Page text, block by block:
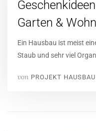
Garten &
Ein Hausbau ist meist
Staub und sehr viel
von PROJEKT HAUSBAU